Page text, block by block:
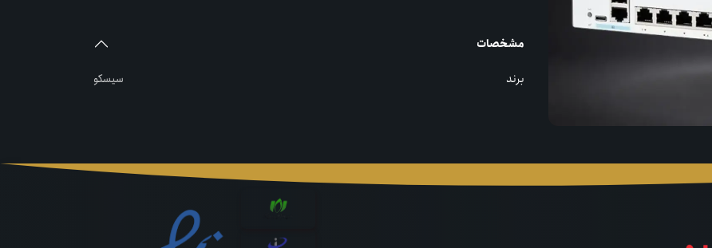
مشخصات
برند
سیسکو